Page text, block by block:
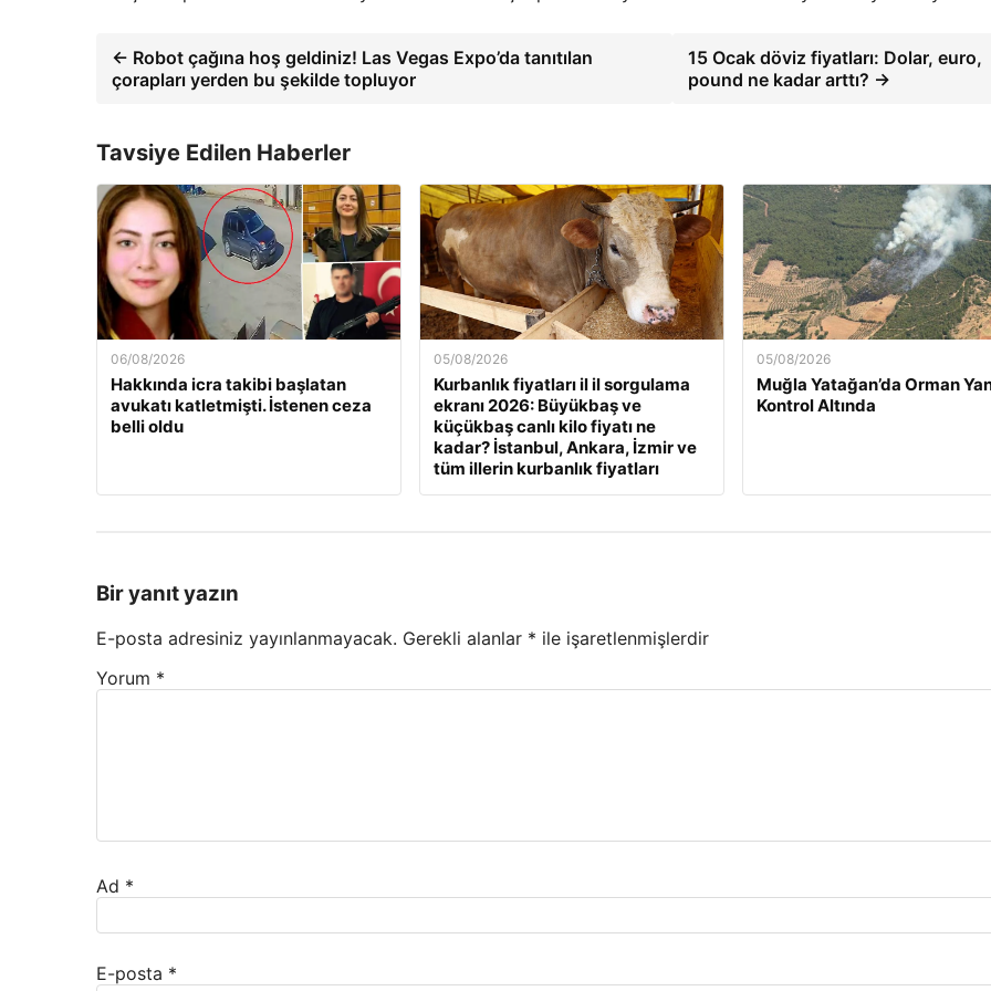
← Robot çağına hoş geldiniz! Las Vegas Expo’da tanıtılan
çorapları yerden bu şekilde topluyor
15 Ocak döviz fiyatları: Dolar, euro,
pound ne kadar arttı? →
Tavsiye Edilen Haberler
06/08/2026
Hakkında icra takibi başlatan
avukatı katletmişti. İstenen ceza
belli oldu
05/08/2026
Kurbanlık fiyatları il il sorgulama
ekranı 2026: Büyükbaş ve
küçükbaş canlı kilo fiyatı ne
kadar? İstanbul, Ankara, İzmir ve
tüm illerin kurbanlık fiyatları
05/08/2026
Muğla Yatağan’da Orman
Kontrol Altında
Bir yanıt yazın
E-posta adresiniz yayınlanmayacak. Gerekli alanlar * ile işaretlenmişlerdir
Yorum *
Ad *
E-posta *